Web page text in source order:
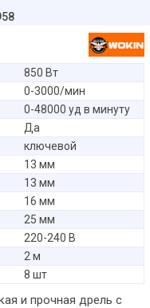
850 Вт
0-3000/мин
0-48000 уд в минуту
Да
ключевой
13 мм
13 мм
16 мм
25 мм
220-240 В
2 м
8 шт
и прочная дрель c